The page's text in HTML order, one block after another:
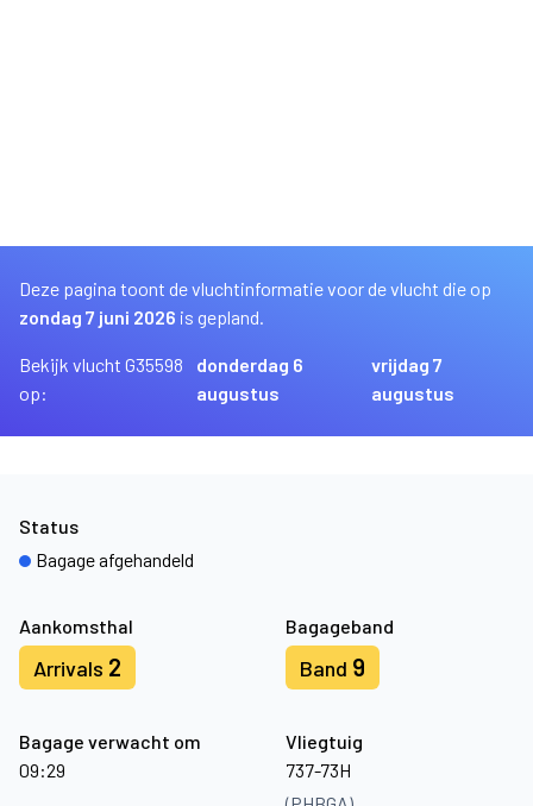
Deze pagina toont de vluchtinformatie voor de vlucht die op
zondag 7 juni 2026 is gepland.
Bekijk vlucht G35598
op:
donderdag 6
augustus
vrijdag 7
augustus
Aankomsthal
Arrivals 2
Bagageband
Band 9
Bagage verwacht om
09:29
Vliegtuig
737-73H
Status
Bagage afgehandeld